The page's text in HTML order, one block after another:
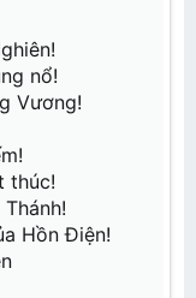
nổ!
Vương!
thúc!
Hồn Điện!